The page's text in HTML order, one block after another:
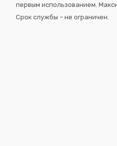
первым использованием.
Cрок службы – не ограничен.